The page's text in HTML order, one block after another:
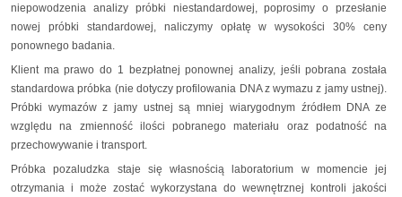
niepowodzenia analizy próbki niestandardowej, poprosimy o przesłanie
nowej próbki standardowej, naliczymy opłatę w wysokości 30% ceny
ponownego badania.
Klient ma prawo do 1 bezpłatnej ponownej analizy, jeśli pobrana została
standardowa próbka (nie dotyczy profilowania DNA z wymazu z jamy ustnej).
Próbki wymazów z jamy ustnej są mniej wiarygodnym źródłem DNA ze
względu na zmienność ilości pobranego materiału oraz podatność na
przechowywanie i transport.
Próbka pozaludzka staje się własnością laboratorium w momencie jej
otrzymania i może zostać wykorzystana do wewnętrznej kontroli jakości